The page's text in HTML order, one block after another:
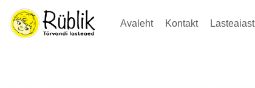
Avaleht Kontakt Lasteaiast